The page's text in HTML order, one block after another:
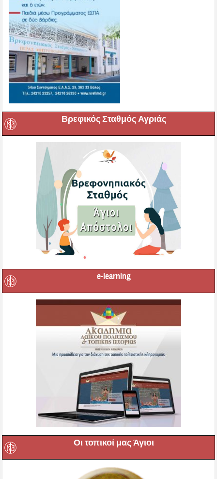
Βρεφικός Σταθμός Αγριάς
e-learning
Οι τοπικοί μας Άγιοι